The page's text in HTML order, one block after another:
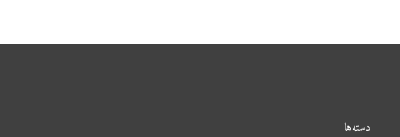
دسته‌ها